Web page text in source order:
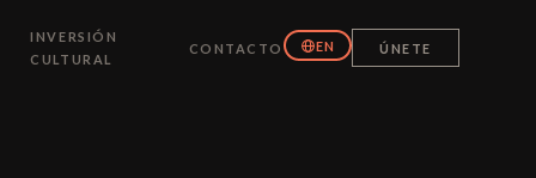
INVERSIÓN
CULTURAL
CONTACTO EN ÚNETE